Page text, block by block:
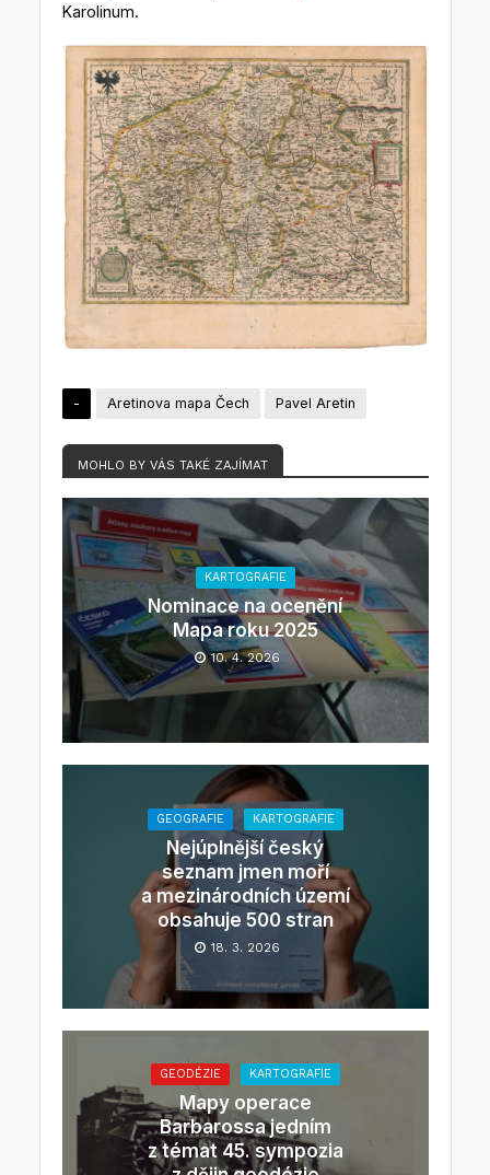
Karolinum.
- Aretinova mapa Čech Pavel Aretin
MOHLO BY VÁS TAKÉ ZAJÍMAT
KARTOGRAFIE
Nominace na ocenění
Mapa roku 2025
10. 4. 2026
GEOGRAFIE KARTOGRAFIE
Nejúplnější český
seznam jmen moří
a mezinárodních území
obsahuje 500 stran
18. 3. 2026
GEODÉZIE KARTOGRAFIE
Mapy operace
Barbarossa jedním
z témat 45. sympozia